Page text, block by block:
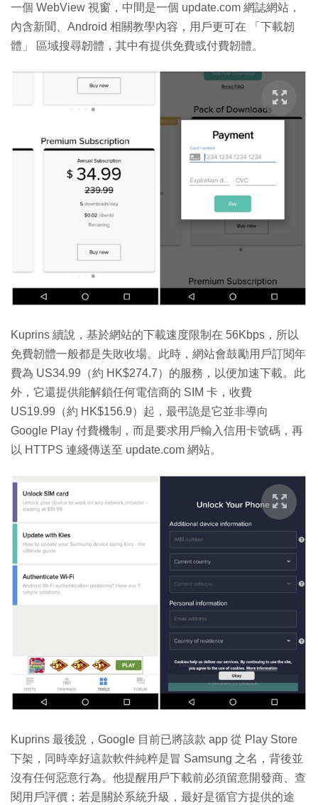
一個 WebView 視窗，中間是一個 update.com 網誌網站，
內含新聞、Android 相關教學內容，用戶更可在 「下載韌
體」 區域搜尋韌體，其中有提供免費或付費韌體。
Kuprins 續說，基於網站的下載速度限制在 56Kbps，所以
免費韌體一般都是失敗收場。此時，網站會鼓勵用戶訂閱年
費為 US34.99（約 HK$274.7）的服務，以便加速下載。此
外，它還提供能解鎖任何電信商的 SIM 卡，收費
US19.99（約 HK$156.9）起，最弔詭是它並非導向
Google Play 付費機制，而是要求用戶輸入信用卡號碼，再
以 HTTPS 連綫傳送至 update.com 網站。
Kuprins 最後說，Google 目前已將該款 app 從 Play Store
下架，同時幸好這款軟件純粹是冒 Samsung 之名，背後並
沒有任何惡意行為。他提醒用戶下載前必須留意開發商、查
閱用戶評價；若是關於系統升級，最好是循官方提供的途